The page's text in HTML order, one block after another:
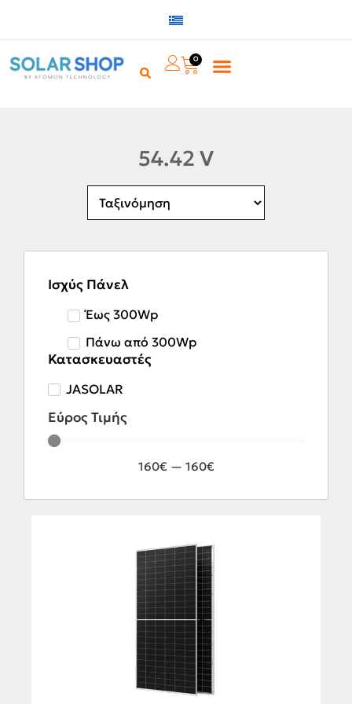
0
54.42 V
Ισχύς Πάνελ
Έως 300Wp
Πάνω από 300Wp
Κατασκευαστές
JASOLAR
Εύρος Τιμής
160€ — 160€